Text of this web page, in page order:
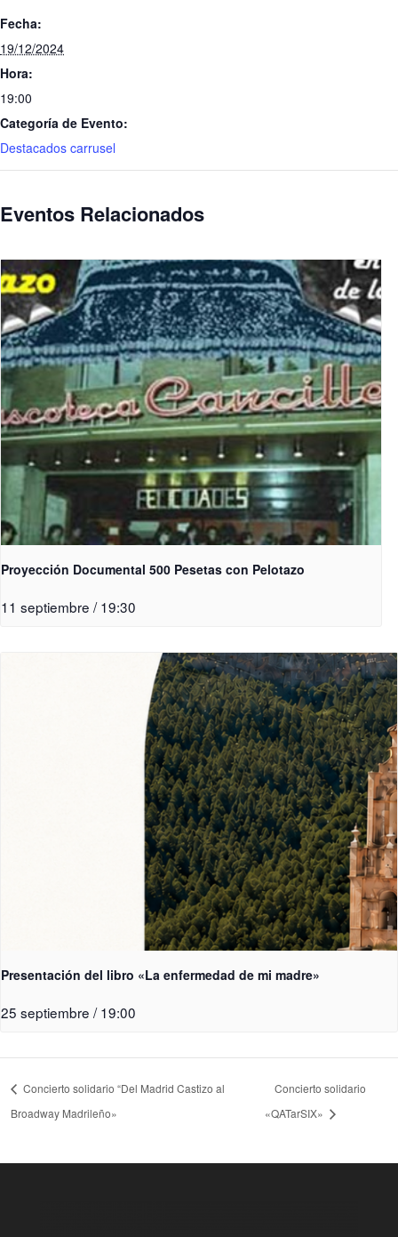
Fecha:
19/12/2024
Hora:
19:00
Categoría de Evento:
Destacados carrusel
Eventos Relacionados
Proyección Documental 500 Pesetas con Pelotazo
11 septiembre / 19:30
Presentación del libro «La enfermedad de mi madre»
25 septiembre / 19:00
Concierto solidario “Del Madrid Castizo al
Broadway Madrileño»
Concierto solidario
«QATarSIX»